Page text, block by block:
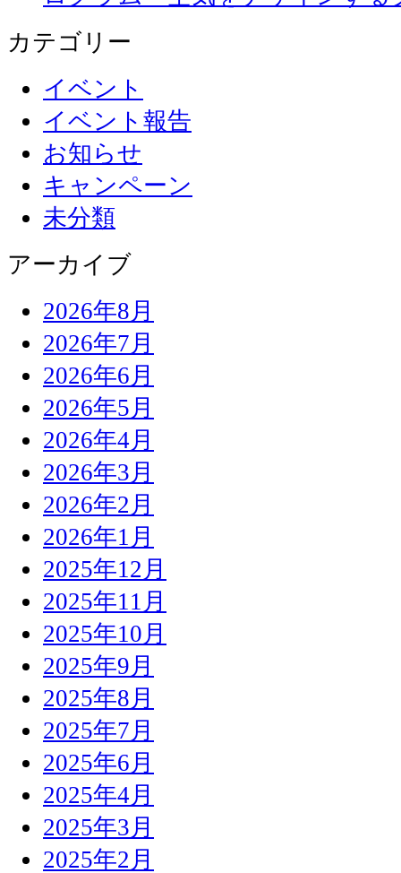
カテゴリー
イベント
イベント報告
お知らせ
キャンペーン
未分類
アーカイブ
2026年8月
2026年7月
2026年6月
2026年5月
2026年4月
2026年3月
2026年2月
2026年1月
2025年12月
2025年11月
2025年10月
2025年9月
2025年8月
2025年7月
2025年6月
2025年4月
2025年3月
2025年2月